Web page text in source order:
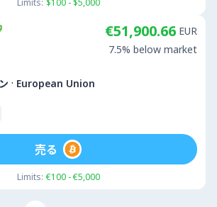
Limits: $100 - $5,000
· European Union
€51,900.66 EUR
7.5% below market
Limits: €100 - €5,000
売る